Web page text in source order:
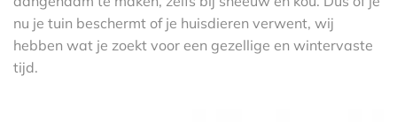
nu je tuin beschermt of je huisdieren verwent, wij
hebben wat je zoekt voor een gezellige en wintervaste
tijd.